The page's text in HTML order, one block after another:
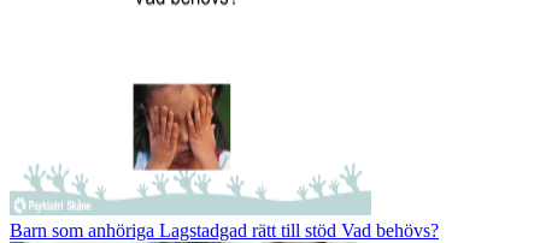
Barn som anhöriga Lagstadgad rätt till stöd Vad behövs?